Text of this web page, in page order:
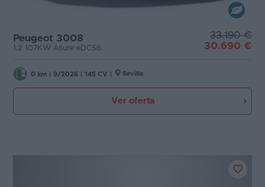
Peugeot 3008
1.2 107KW Allure eDCS6
33.190 €
30.690 €
0 km 9/2026 145 CV Sevilla
Ver oferta